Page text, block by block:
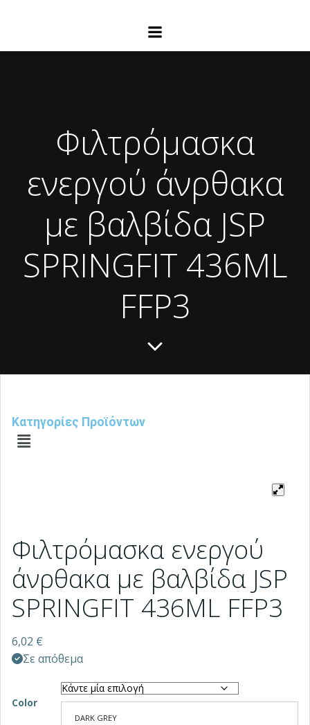
Φιλτρόμασκα
ενεργού άνρθακα
με βαλβίδα JSP
SPRINGFIT 436ML
FFP3
Κατηγορίες Προϊόντων
Φιλτρόμασκα ενεργού
άνρθακα με βαλβίδα JSP
SPRINGFIT 436ML FFP3
6,02 €
Σε απόθεμα
Color
DARK GREY